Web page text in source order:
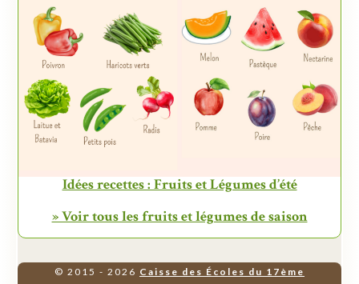
Idées recettes : Fruits et Légumes d’été
» Voir tous les fruits et légumes de saison
© 2015 - 2026 Caisse des Écoles du 17ème